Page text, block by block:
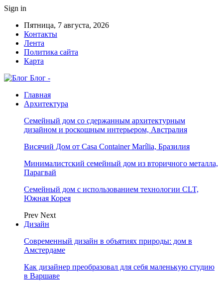
Sign in
Пятница, 7 августа, 2026
Контакты
Лента
Политика сайта
Карта
Блог -
Главная
Архитектура
Семейный дом со сдержанным архитектурным
дизайном и роскошным интерьером, Австралия
Висячий Дом от Casa Container Marília, Бразилия
Минималистский семейный дом из вторичного металла,
Парагвай
Семейный дом с использованием технологии CLT,
Южная Корея
Prev Next
Дизайн
Современный дизайн в объятиях природы: дом в
Амстердаме
Как дизайнер преобразовал для себя маленькую студию
в Варшаве